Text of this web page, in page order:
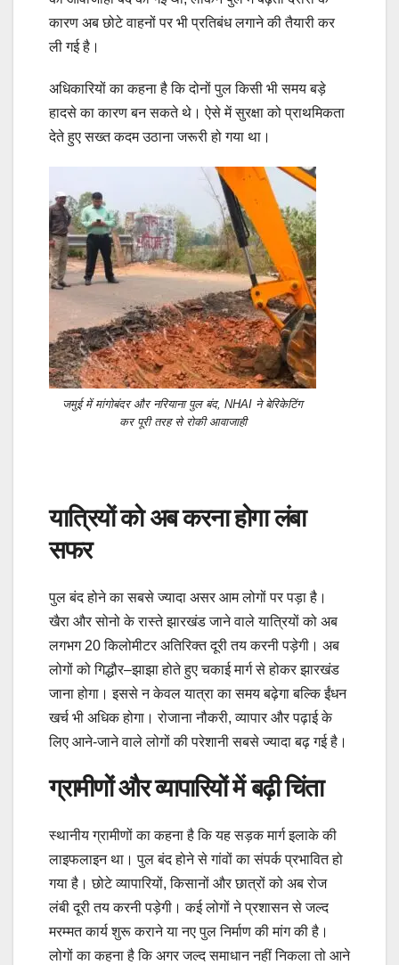
कारण अब छोटे वाहनों पर भी प्रतिबंध लगाने की तैयारी कर
ली गई है।
अधिकारियों का कहना है कि दोनों पुल किसी भी समय बड़े
हादसे का कारण बन सकते थे। ऐसे में सुरक्षा को प्राथमिकता
देते हुए सख्त कदम उठाना जरूरी हो गया था।
जमुई में मांगोबंदर और नरियाना पुल बंद, NHAI ने बेरिकेटिंग
कर पूरी तरह से रोकी आवाजाही
यात्रियों को अब करना होगा लंबा
सफर
पुल बंद होने का सबसे ज्यादा असर आम लोगों पर पड़ा है।
खैरा और सोनो के रास्ते झारखंड जाने वाले यात्रियों को अब
लगभग 20 किलोमीटर अतिरिक्त दूरी तय करनी पड़ेगी। अब
लोगों को गिद्धौर–झाझा होते हुए चकाई मार्ग से होकर झारखंड
जाना होगा। इससे न केवल यात्रा का समय बढ़ेगा बल्कि ईंधन
खर्च भी अधिक होगा। रोजाना नौकरी, व्यापार और पढ़ाई के
लिए आने-जाने वाले लोगों की परेशानी सबसे ज्यादा बढ़ गई है।
ग्रामीणों और व्यापारियों में बढ़ी चिंता
स्थानीय ग्रामीणों का कहना है कि यह सड़क मार्ग इलाके की
लाइफलाइन था। पुल बंद होने से गांवों का संपर्क प्रभावित हो
गया है। छोटे व्यापारियों, किसानों और छात्रों को अब रोज
लंबी दूरी तय करनी पड़ेगी। कई लोगों ने प्रशासन से जल्द
मरम्मत कार्य शुरू कराने या नए पुल निर्माण की मांग की है।
लोगों का कहना है कि अगर जल्द समाधान नहीं निकला तो आने